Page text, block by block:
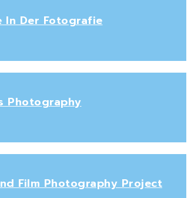
In Der Fotografie
Photography
Film Photography Project